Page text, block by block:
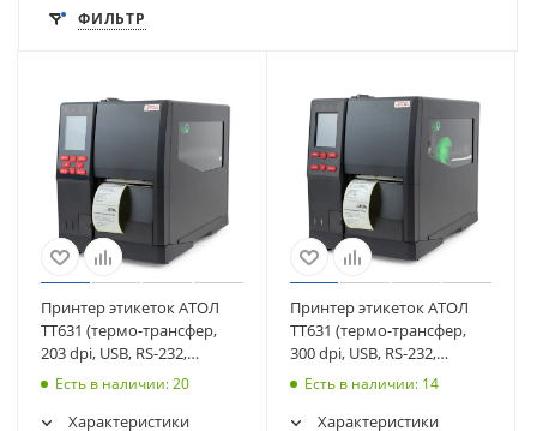
ФИЛЬТР
Принтер этикеток АТОЛ
TT631 (термо-трансфер,
203 dpi, USB, RS-232,
Ethernet) (60100)
Есть в наличии: 20
Характеристики
Принтер этикеток АТОЛ
TT631 (термо-трансфер,
300 dpi, USB, RS-232,
Ethernet) (60101)
Есть в наличии: 14
Характеристики